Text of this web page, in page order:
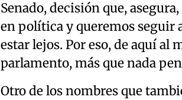
Senado, decisión que,
en política y queremos seguir
estar lejos. Por eso, de aquí al
parlamento, más que nada
Otro de los nombres que